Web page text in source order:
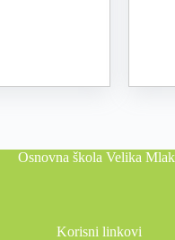
Osnovna škola Velika
Korisni linkovi